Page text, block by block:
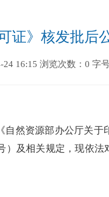
证》核发批后
24 16:15 浏览次数：0 字
自然资源部办公厅关于
）及相关规定，现依